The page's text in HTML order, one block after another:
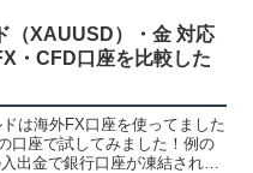
（XAUUSD）・金 対応
・CFD口座を比較した
は海外FX口座を使ってました
口座で試してみました！例の
出金で銀行口座が凍結される